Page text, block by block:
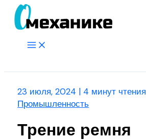
Перейти
Main
23 июля, 2024 | 4 минут чтения
Промышленность
Трение ремня